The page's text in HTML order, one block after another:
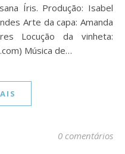
Íris. Produção: Isabel
Arte da capa: Amanda
Locução da vinheta:
Música de…
0 comentários